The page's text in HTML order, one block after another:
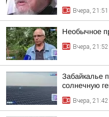
Вчера, 21:51
Необычное
Вчера, 21:52
Забайкалье
солнечную
Вчера, 21:42